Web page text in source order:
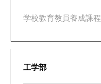
学校教育教員養成課程
工学部